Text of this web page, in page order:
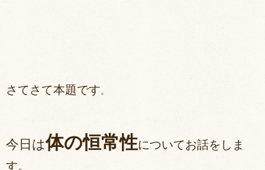
さてさて本題です。
今日は体の恒常性についてお話をしま
す。